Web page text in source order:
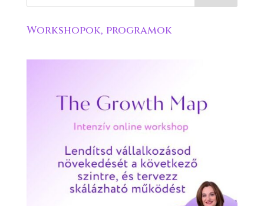
Workshopok, programok